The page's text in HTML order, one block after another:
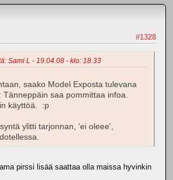
#1328
Sami L - 19.04.08 - klo: 18.33
saako Model Exposta tulevana
saa pommittaa infoa.
käyttöä. :p
ylitti tarjonnan, 'ei oleee',
pirssi lisää saattaa olla maissa hyvinkin